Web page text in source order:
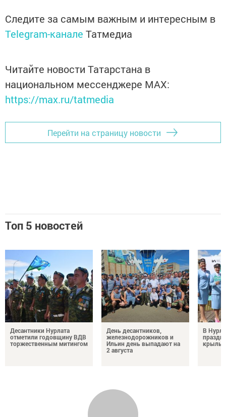
Следите за самым важным и интересным в
Telegram-канале Татмедиа
Читайте новости Татарстана в
национальном мессенджере MАХ:
https://max.ru/tatmedia
Перейти на страницу новости
Топ 5 новостей
Десантники Нурлата
отметили годовщину ВДВ
торжественным митингом
День десантников,
железнодорожников и
Ильин день выпадают на
2 августа
В